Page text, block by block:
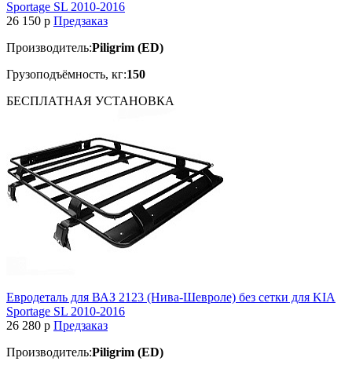
Sportage SL 2010-2016
26 150 p Предзаказ
Производитель:Piligrim (ED)
Грузоподъёмность, кг:150
БЕСПЛАТНАЯ УСТАНОВКА
Евродеталь для ВАЗ 2123 (Нива-Шевроле) без сетки для KIA
Sportage SL 2010-2016
26 280 p Предзаказ
Производитель:Piligrim (ED)